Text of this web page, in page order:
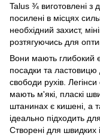
Talus ¾ виготовлені з
посилені в місцях
необхідний захист,
розтягуючись для
Вони мають глибокий
посадки та
свободи рухів.
мають м'які, пласкі
штанинах є кишені, а
ідеально підходить
Створені для швидких і